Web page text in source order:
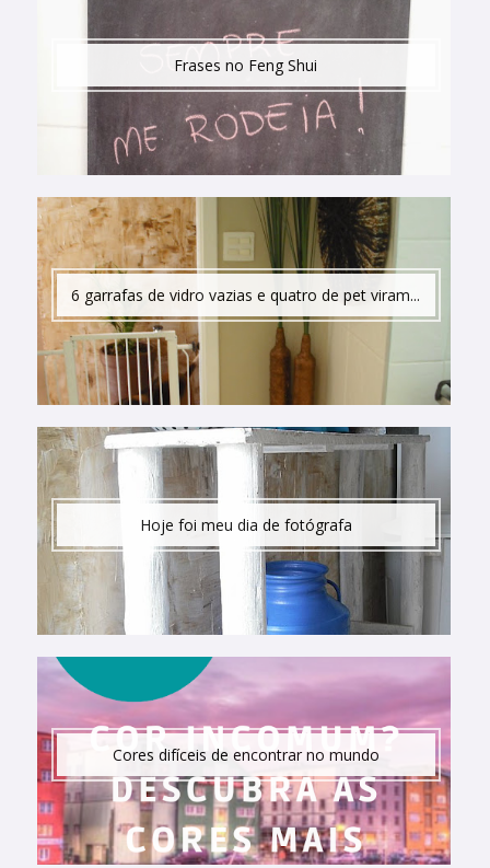
Frases no Feng Shui
6 garrafas de vidro vazias e quatro de pet viram...
Hoje foi meu dia de fotógrafa
Cores difíceis de encontrar no mundo